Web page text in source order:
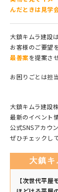
んだときは見学
大鎮キムラ建設
お客様のご要望
最善案を提案さ
お困りごとは担
大鎮キムラ建設
最新のイベント
公式SNSアカウ
ぜひチェックし
大鎮
【次世代平